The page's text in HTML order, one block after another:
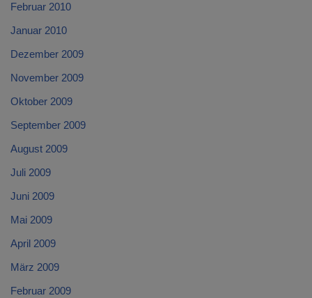
Februar 2010
Januar 2010
Dezember 2009
November 2009
Oktober 2009
September 2009
August 2009
Juli 2009
Juni 2009
Mai 2009
April 2009
März 2009
Februar 2009